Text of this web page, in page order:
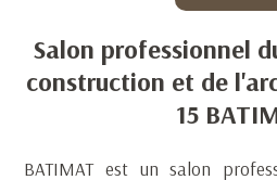
Salon professionnel
construction et de
15
BATIMAT est un salon